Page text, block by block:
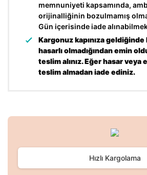
memnuniyeti kapsamında,
orijinalliğinin bozulmamış
Gün içerisinde iade
Kargonuz kapınıza
hasarlı olmadığından emin
teslim alınız. Eğer hasar veya
teslim almadan iade ediniz.
Bu ürüne ilk yorumu siz
Yorum Yaz
kullanarak tarafımıza iletebilirsiniz.
Ürün resmi kalitesiz, bozuk veya
Hızlı Kargolama